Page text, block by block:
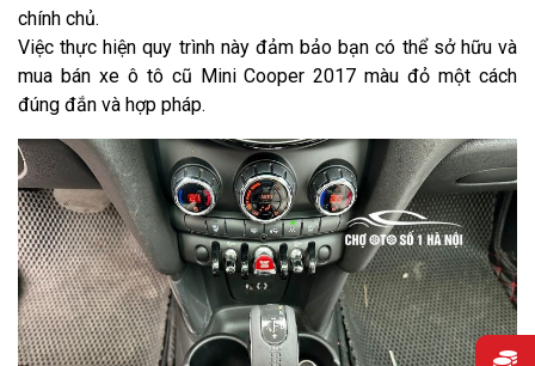
chính chủ.
Việc thực hiện quy trình này đảm bảo bạn có thể sở hữu và
mua bán xe ô tô cũ Mini Cooper 2017 màu đỏ một cách
đúng đắn và hợp pháp.